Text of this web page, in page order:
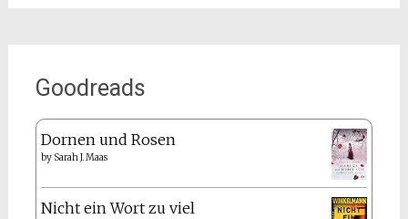
Goodreads
Dornen und Rosen
by Sarah J. Maas
Nicht ein Wort zu viel